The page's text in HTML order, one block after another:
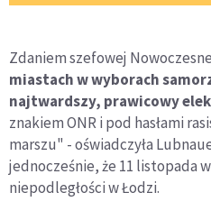
Zdaniem szefowej
miastach w wyborach
najtwardszy, prawicowy
znakiem ONR i pod hasłami
marszu" - oświadczyła
jednocześnie, że 11 listopada
niepodległości w Łodzi.